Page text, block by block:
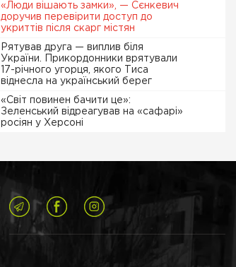
«Люди вішають замки», — Сєнкевич
доручив перевірити доступ до
укриттів після скарг містян
Рятував друга — виплив біля
України. Прикордонники врятували
17-річного угорця, якого Тиса
віднесла на український берег
«Світ повинен бачити це»:
Зеленський відреагував на «сафарі»
росіян у Херсоні